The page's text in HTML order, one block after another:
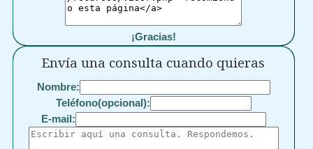
¡Gracias!
Envía una consulta cuando quieras
Nombre:
Teléfono(opcional):
E-mail: